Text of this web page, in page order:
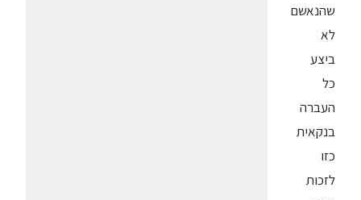
שהנאשם
לא
ביצע
כל
העברה
בנקאית
כזו
לזכות